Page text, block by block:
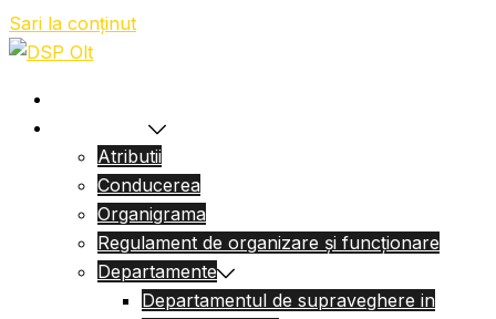
Sari la conținut
Atributii
Conducerea
Organigrama
Regulament de organizare și funcționare
Departamente
Departamentul de supraveghere in